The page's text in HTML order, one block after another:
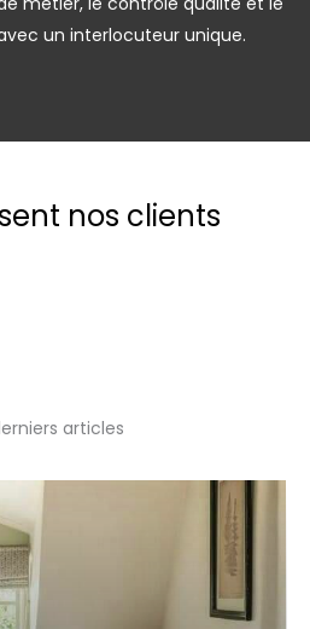
un interlocuteur unique.
nos clients
articles